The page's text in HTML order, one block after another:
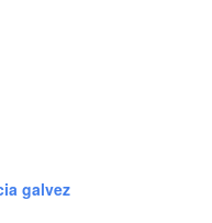
galvez